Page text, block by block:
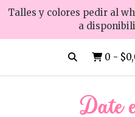
Talles y colores pedir al
a
0 -